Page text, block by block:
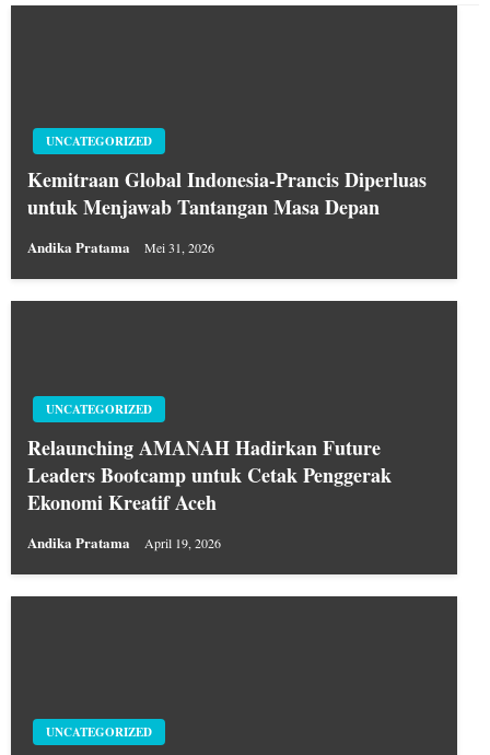
UNCATEGORIZED
Kemitraan Global Indonesia-Prancis Diperluas
untuk Menjawab Tantangan Masa Depan
Andika Pratama Mei 31, 2026
UNCATEGORIZED
Relaunching AMANAH Hadirkan Future
Leaders Bootcamp untuk Cetak Penggerak
Ekonomi Kreatif Aceh
Andika Pratama April 19, 2026
UNCATEGORIZED